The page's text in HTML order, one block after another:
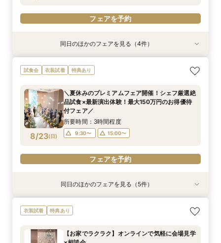
フェアを予約
特典あり
8/22(土)
【お家でラクラク】オンラインで気軽に会場見学
×相談会
11:00〜
13:00〜
15:00〜
フェアを予約
8/22(土)
＼サクッと60分で結婚式のことがわかる／時短
ウエディングフェア
9:30〜 15:00〜
フェアを予約
特典あり
8/22(土)
【7千円でお試しステイ】◆金曜宿泊→土曜フェ
ア参加◆
9:30〜
フェアを予約
衣装試着 特典あり
8/22(土)
※大人気フェア2組限定※＼デザートビュッフェ体
験付き／おもてなし相談会
13:00〜
フェアを予約
同日のほかのフェアを見る（4件）
試食会 衣装試着 特典あり
8/23(日)
＼夏休みのプレミアムフェア開催！シェフ厳選絶
品試食×最新演出体験！最大150万円のお得優待
付フェア／
所要時間：3時間程度
9:30〜 15:00〜
フェアを予約
特典あり
<少人数婚に◎>豪華コース試食×アットホーム相
談会*宿泊特典付
9:30〜
衣装試着 特典あり
◇人気フェア◇フィレ肉含む特選4品試食×最新
演出体験フェア
9:30〜
特典あり
【お家でラクラク】オンラインで気軽に会場見学
×相談会
11:00〜
＼サクッと60分で結婚式のことがわかる／時短
ウエディングフェア
9:30〜
衣装試着 特典あり
※大人気フェア2組限定※＼デザートビュッフェ体
験付き／おもてなし相談会
13:00〜
同日のほかのフェアを見る（5件）
衣装試着 特典あり
【お家でラクラク】オンラインで気軽に会場見学